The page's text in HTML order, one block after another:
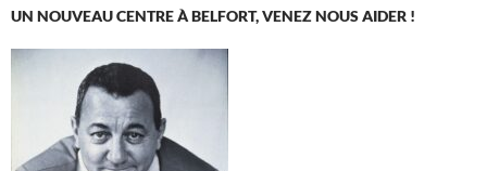
UN NOUVEAU CENTRE À BELFORT, VENEZ NOUS AIDER !